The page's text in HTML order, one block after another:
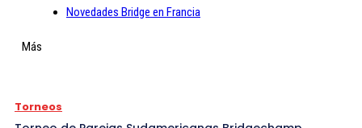
Novedades Bridge en Francia
Más
Torneos